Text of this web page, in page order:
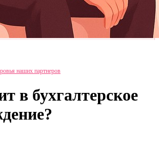
наших партнеров
в бухгалтерское